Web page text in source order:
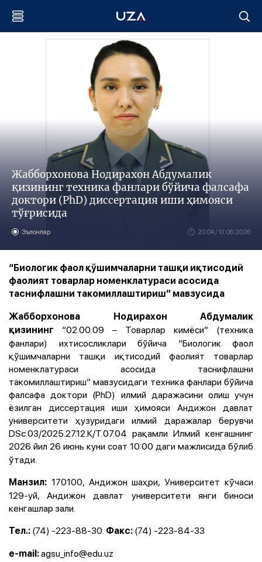
Жабборхонова Нодирахон Aбдумалик
қизининг техника фанлари бўйича фалсафа
доктори (PhD) диссертация иши ҳимояси
тўғрисида
Эълонлар 20:04 / 13.06.2026
“Биологик фаол қўшимчаларни ташқи иқтисодий
фаолият товарлар номенклатураси асосида
таснифлашни такомиллаштириш” мавзусида
Жабборхонова Нодирахон Aбдумалик
қизининг “02.00.09 – Товарлар кимёси” (техника
фанлари) ихтисосликлари бўйича “Биологик фаол
қўшимчаларни ташқи иқтисодий фаолият товарлар
номенклатураси асосида таснифлашни
такомиллаштириш” мавзусидаги техника фанлари бўйича
фалсафа доктори (PhD) илмий даражасини олиш учун
ёзилган диссертация иши ҳимояси Aндижон давлат
университети ҳузуридаги илмий даражалар берувчи
DSc.03/2025.27.12.К/Т.07.04 рақамли Илмий кенгашнинг
2026 йил 26 июнь куни соат 10:00 даги мажлисидабўлиб
ўтади.
Манзил: 170100, Aндижон шаҳри, Университет кўчаси
129-уй, Aндижон давлат университети янги биноси
кенгашлар зали.
Тел.: (74) -223-88-30. Факс: (74) -223-84-33
e-mail:agsu_info@edu.uz